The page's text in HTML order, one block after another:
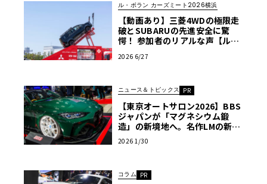
ル・ボラン カーズミート2026横浜
【動画あり】三菱4WDの極限走
破とSUBARUの先進安全に驚
愕！ 参加者のリアルな声【ル・
2026 6/27
ニュース＆トピックス PR
【東京オートサロン2026】BBS
ジャパンが「マグネシウム鍛
造」の新境地へ。名作LMの新色
や、フォルテガ22インチも一挙
公開〈PR〉
2026 1/30
コラム PR